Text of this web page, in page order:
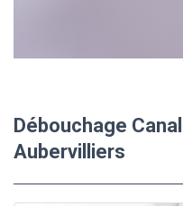
Débouchage
Aubervilliers